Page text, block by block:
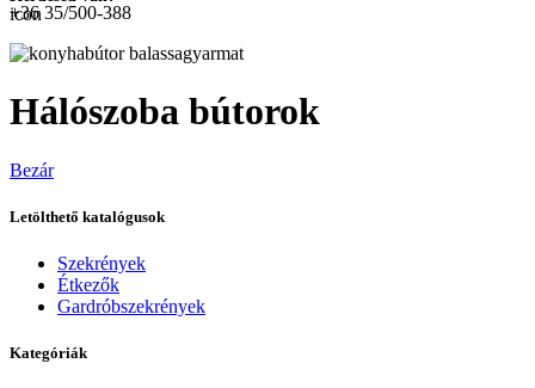
+36 35/500-388
Hálószoba bútorok
Bezár
Letölthető katalógusok
Szekrények
Étkezők
Gardróbszekrények
Kategóriák